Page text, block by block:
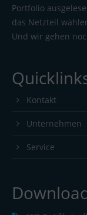
Portfolio
das Netzteil
Und wir gehen
Kontakt
Unternehmen
Service